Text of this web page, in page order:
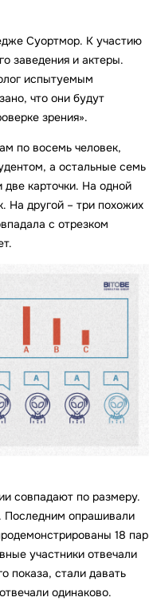
Суортмор. К участию
заведения и актеры.
испытуемым
что они будут
зрения».
по восемь человек,
а остальные семь
карточки. На одной
На другой – три похожих
с отрезком
совпадают по размеру.
Последним опрашивали
18 пар
участники отвечали
показа, стали давать
одинаково.